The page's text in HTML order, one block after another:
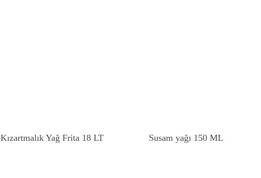
Kızartmalık Yağ Frita 18 LT Susam yağı 150 ML